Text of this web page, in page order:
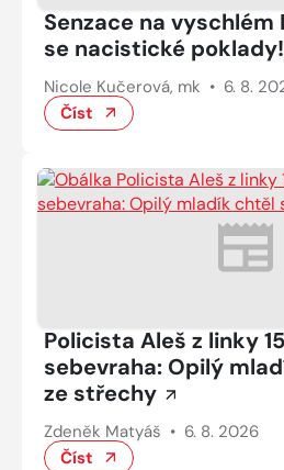
Senzace na vyschlém
se nacistické poklady!
Nicole Kučerová, mk • 6. 8.
Číst
Policista Aleš z linky
sebevraha: Opilý
ze střechy
Zdeněk Matyáš • 6. 8. 2026
Číst